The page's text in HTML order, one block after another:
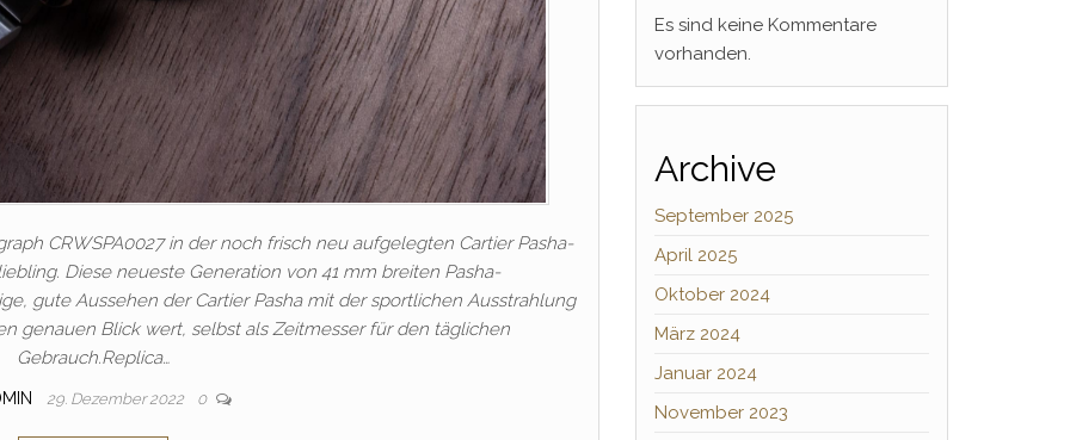
CRWSPA0027 in der noch frisch neu aufgelegten Cartier Pasha-
Diese neueste Generation von 41 mm breiten Pasha-
gute Aussehen der Cartier Pasha mit der sportlichen Ausstrahlung
genauen Blick wert, selbst als Zeitmesser für den täglichen
Gebrauch.Replica…
29. Dezember 2022 0
Es sind keine Kommentare
vorhanden.
Archive
September 2025
April 2025
Oktober 2024
März 2024
Januar 2024
November 2023